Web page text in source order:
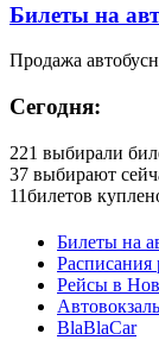
Билеты на
Продажа
Сегодня:
221 выбирали
37 выбирают
11билетов
Билеты на
Расписания
Рейсы в
BlaBlaCar